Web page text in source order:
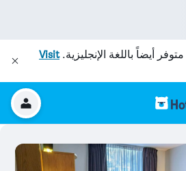
متوفر أيضاً باللغة الإنجليزية.Visit